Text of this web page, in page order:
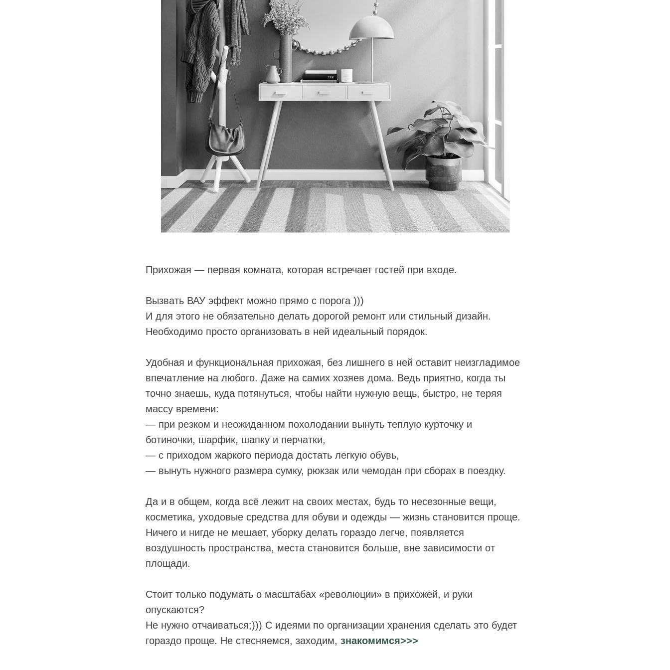
Прихожая — первая комната, которая встречает гостей при входе.
Вызвать ВАУ эффект можно прямо с порога )))
И для этого не обязательно делать дорогой ремонт или стильный дизайн.
Необходимо просто организовать в ней идеальный порядок.
Удобная и функциональная прихожая, без лишнего в ней оставит неизгладимое
впечатление на любого. Даже на самих хозяев дома. Ведь приятно, когда ты
точно знаешь, куда потянуться, чтобы найти нужную вещь, быстро, не теряя
массу времени:
— при резком и неожиданном похолодании вынуть теплую курточку и
ботиночки, шарфик, шапку и перчатки,
— с приходом жаркого периода достать легкую обувь,
— вынуть нужного размера сумку, рюкзак или чемодан при сборах в поездку.
Да и в общем, когда всё лежит на своих местах, будь то несезонные вещи,
косметика, уходовые средства для обуви и одежды — жизнь становится проще.
Ничего и нигде не мешает, уборку делать гораздо легче, появляется
воздушность пространства, места становится больше, вне зависимости от
площади.
Стоит только подумать о масштабах «революции» в прихожей, и руки
опускаются?
Не нужно отчаиваться;))) С идеями по организации хранения сделать это будет
гораздо проще. Не стесняемся, заходим, знакомимся>>>